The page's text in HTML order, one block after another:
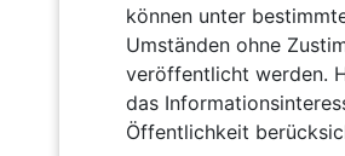
können unter
Umständen ohne
veröffentlicht werden.
das
Öffentlichkeit